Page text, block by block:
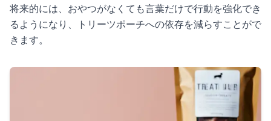
将来的には、おやつがなくても言葉だけで行動を強化でき
るようになり、トリーツポーチへの依存を減らすことがで
きます。